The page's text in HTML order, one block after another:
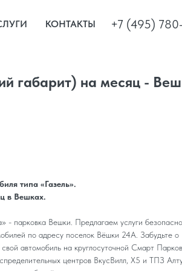
КОНТАКТЫ +7 (495)
габарит) на месяц -
типа «Газель».
в Вешках.
- парковка Вешки. Предлагаем услуги
по адресу поселок Вёшки 24А. Забудьте о
автомобиль на круглосуточной Смарт
центров ВкусВилл, X5 и ТПЗ